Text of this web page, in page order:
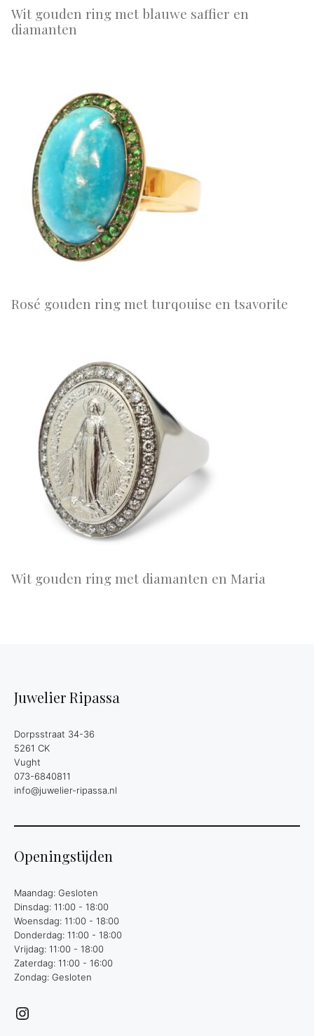
Wit gouden ring met blauwe saffier en
diamanten
Rosé gouden ring met turqouise en tsavorite
Wit gouden ring met diamanten en Maria
Juwelier Ripassa
Dorpsstraat 34-36
5261 CK
Vught
073-6840811
info@juwelier-ripassa.nl
Openingstijden
Maandag: Gesloten
Dinsdag: 11:00 - 18:00
Woensdag: 11:00 - 18:00
Donderdag: 11:00 - 18:00
Vrijdag: 11:00 - 18:00
Zaterdag: 11:00 - 16:00
Zondag: Gesloten
Instagram